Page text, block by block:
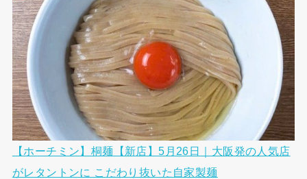
【ホーチミン】桐麺【新店】5月26日｜大阪発の人気店
がレタントンに こだわり抜いた自家製麺